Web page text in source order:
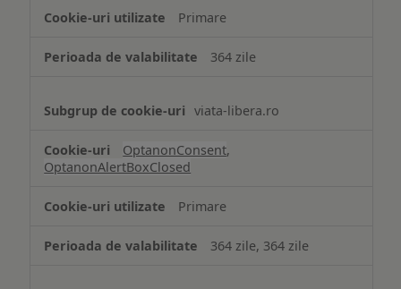
necesare
Primare
364 zile
viata-libera.ro
OptanonConsent,
OptanonAlertBoxClosed
Primare
364 zile, 364 zile